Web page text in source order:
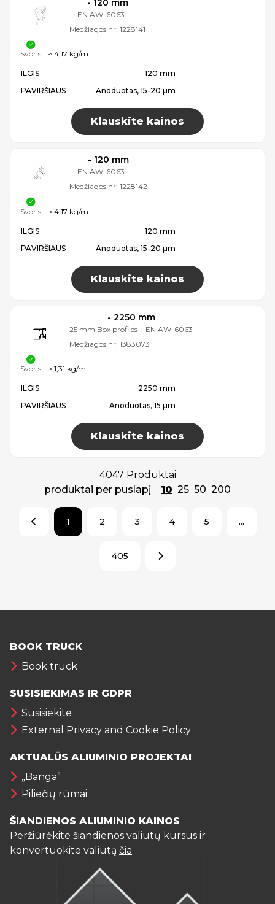
- 120 mm
- EN AW-6063
Medžiagos nr: 1228141
ILGIS
120 mm
PAVIRŠIAUS
Anoduotas, 15-20 µm
Klauskite kainos
Svoris: ≈ 4,17 kg/m
- 120 mm
- EN AW-6063
Medžiagos nr: 1228142
ILGIS
120 mm
PAVIRŠIAUS
Anoduotas, 15-20 µm
Klauskite kainos
Svoris: ≈ 4,17 kg/m
- 2250 mm
25 mm Box profiles - EN AW-6063
Medžiagos nr: 1383073
ILGIS
2250 mm
PAVIRŠIAUS
Anoduotas, 15 µm
Klauskite kainos
Svoris: ≈ 1,31 kg/m
4047 Produktai
produktai per puslapį
10 25 50 200
1 2 3 4 5 ...
405
BOOK TRUCK
Book truck
SUSISIEKIMAS IR GDPR
Susisiekite
External Privacy and Cookie Policy
AKTUALŪS ALIUMINIO PROJEKTAI
„Banga”
Piliečių rūmai
ŠIANDIENOS ALIUMINIO KAINOS
Peržiūrėkite šiandienos valiutų kursus ir
konvertuokite valiutą čia